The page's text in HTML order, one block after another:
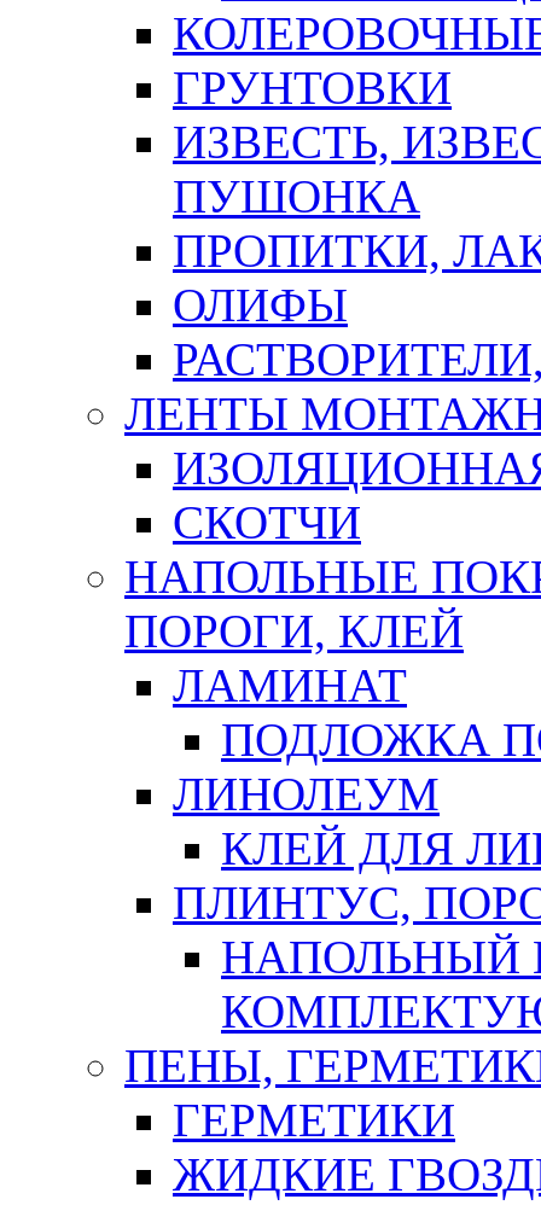
ГРУНТОВКИ
ИЗВЕСТЬ,
ПУШОНКА
ПРОПИТКИ,
ОЛИФЫ
ЛЕНТЫ
СКОТЧИ
НАПОЛЬНЫЕ
ПОРОГИ, КЛЕЙ
ЛАМИНАТ
ПОДЛОЖКА
ЛИНОЛЕУМ
КЛЕЙ ДЛЯ
ПЛИНТУС,
НАПОЛЬНЫЙ
ПЕНЫ,
ГЕРМЕТИКИ
ЖИДКИЕ